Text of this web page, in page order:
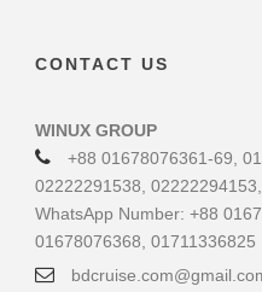
CONTACT US
WINUX GROUP
+88 01678076361-69,
02222291538,
WhatsApp Number: +88
01678076368, 01711336825